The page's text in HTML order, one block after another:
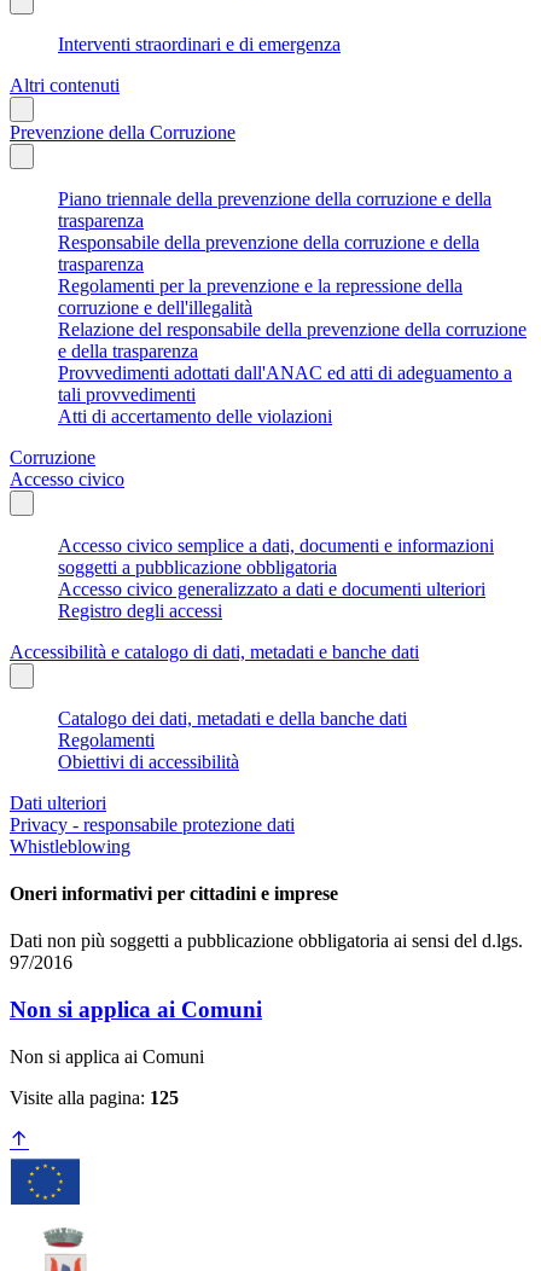
Interventi straordinari e di emergenza
Altri contenuti
Prevenzione della Corruzione
Piano triennale della prevenzione della corruzione e della
trasparenza
Responsabile della prevenzione della corruzione e della
trasparenza
Regolamenti per la prevenzione e la repressione della
corruzione e dell'illegalità
Relazione del responsabile della prevenzione della corruzione
e della trasparenza
Provvedimenti adottati dall'ANAC ed atti di adeguamento a
tali provvedimenti
Atti di accertamento delle violazioni
Corruzione
Accesso civico
Accesso civico semplice a dati, documenti e informazioni
soggetti a pubblicazione obbligatoria
Accesso civico generalizzato a dati e documenti ulteriori
Registro degli accessi
Accessibilità e catalogo di dati, metadati e banche dati
Catalogo dei dati, metadati e della banche dati
Regolamenti
Obiettivi di accessibilità
Dati ulteriori
Privacy - responsabile protezione dati
Whistleblowing
Oneri informativi per cittadini e imprese
Dati non più soggetti a pubblicazione obbligatoria ai sensi del d.lgs.
97/2016
Non si applica ai Comuni
Non si applica ai Comuni
Visite alla pagina: 125